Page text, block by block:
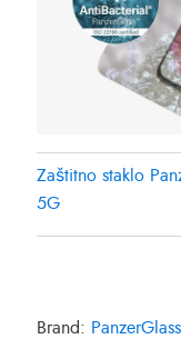
Zaštitno staklo
5G
Brand: PanzerGlass